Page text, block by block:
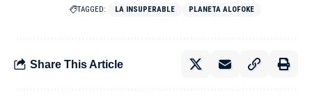
TAGGED: LA INSUPERABLE PLANETA ALOFOKE
Share This Article